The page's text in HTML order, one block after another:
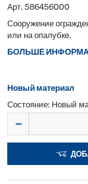
Арт. 586456000
Сооружение
или на опалубке.
БОЛЬШЕ
Новый материал
Состояние: Новый